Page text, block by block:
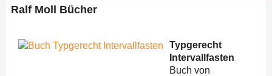
Ralf Moll Bücher
Typgerecht
Intervallfasten
Buch von